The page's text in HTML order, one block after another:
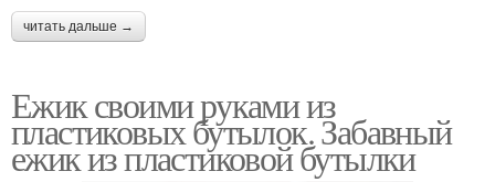
читать дальше →
Ежик своими руками из
пластиковых бутылок. Забавный
ежик из пластиковой бутылки